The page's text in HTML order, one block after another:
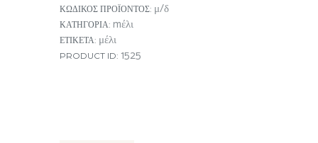
ΚΩΔΙΚΌΣ ΠΡΟΪΌΝΤΟΣ: μ/δ
ΚΑΤΗΓΟΡΊΑ: mέλι
ΕΤΙΚΈΤΑ: μέλι
PRODUCT ID: 1525